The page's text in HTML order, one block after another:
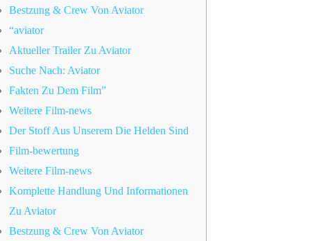
Bestzung & Crew Von Aviator
“aviator
Aktueller Trailer Zu Aviator
Suche Nach: Aviator
Fakten Zu Dem Film”
Weitere Film-news
Der Stoff Aus Unserem Die Helden Sind
Film-bewertung
Weitere Film-news
Komplette Handlung Und Informationen
Zu Aviator
Bestzung & Crew Von Aviator